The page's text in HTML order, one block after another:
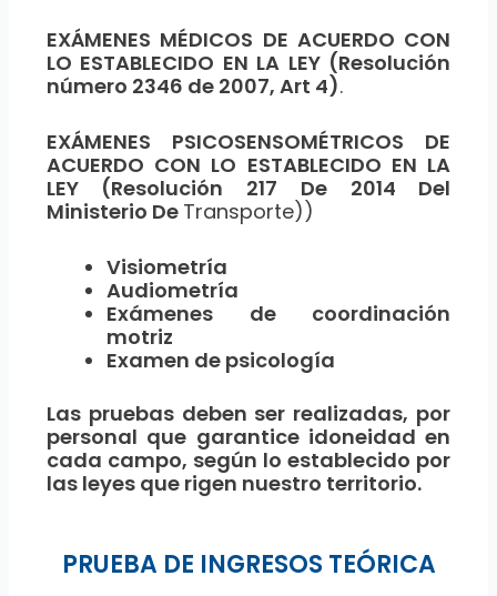
EXÁMENES MÉDICOS DE ACUERDO CON
LO ESTABLECIDO EN LA LEY (Resolución
número 2346 de 2007, Art 4).
EXÁMENES PSICOSENSOMÉTRICOS DE
ACUERDO CON LO ESTABLECIDO EN LA
LEY (Resolución 217 De 2014 Del
Ministerio De Transporte))
Visiometría
Audiometría
Exámenes de coordinación
motriz
Examen de psicología
Las pruebas deben ser realizadas, por
personal que garantice idoneidad en
cada campo, según lo establecido por
las leyes que rigen nuestro territorio.
PRUEBA DE INGRESOS TEÓRICA